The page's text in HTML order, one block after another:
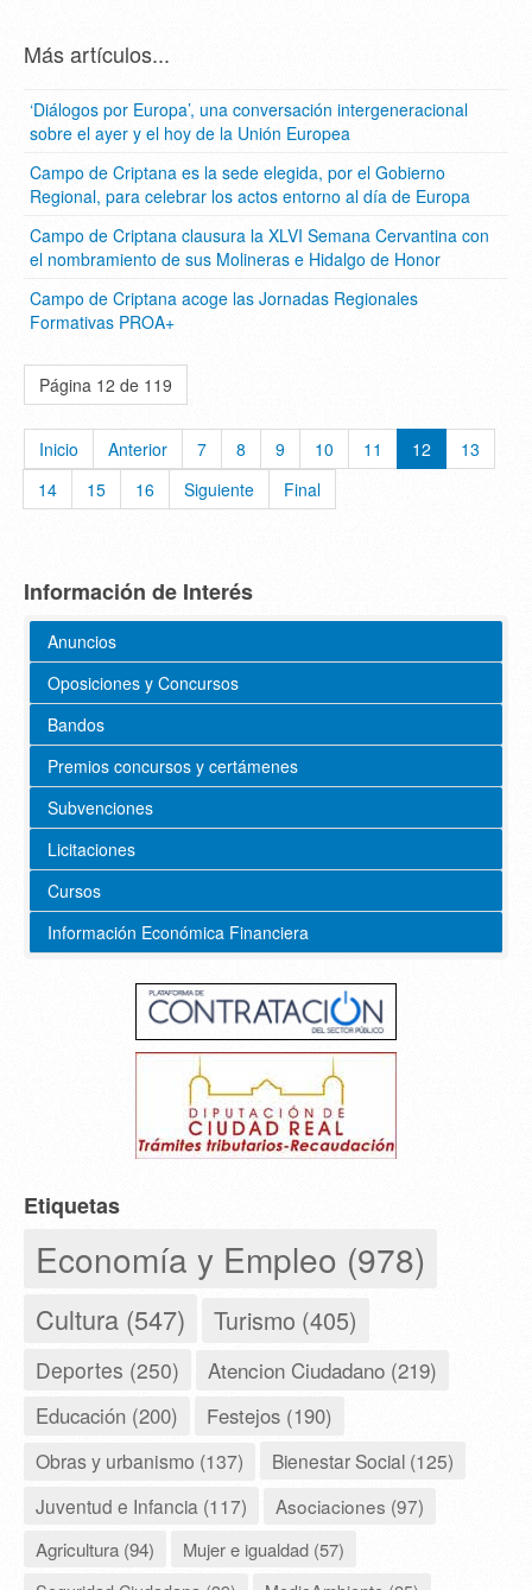
Más artículos...
‘Diálogos por Europa’, una conversación intergeneracional
sobre el ayer y el hoy de la Unión Europea
Campo de Criptana es la sede elegida, por el Gobierno
Regional, para celebrar los actos entorno al día de Europa
Campo de Criptana clausura la XLVI Semana Cervantina con
el nombramiento de sus Molineras e Hidalgo de Honor
Campo de Criptana acoge las Jornadas Regionales
Formativas PROA+
Página 12 de 119
Inicio Anterior 7 8 9 10 11 12
13
14
15 16 Siguiente Final
Información de Interés
Anuncios
Oposiciones y Concursos
Bandos
Premios concursos y certámenes
Subvenciones
Licitaciones
Cursos
Información Económica Financiera
Etiquetas
Economía y Empleo (978)
Cultura (547) Turismo (405)
Deportes (250) Atencion Ciudadano (219)
Educación (200) Festejos (190)
Obras y urbanismo (137)
Bienestar Social (125)
Juventud e Infancia (117)
Asociaciones (97)
Agricultura (94)
Mujer e igualdad (57)